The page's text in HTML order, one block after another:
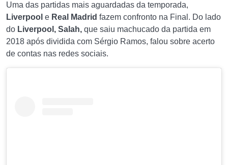
Uma das partidas mais aguardadas da temporada,
Liverpool e Real Madrid fazem confronto na Final. Do lado
do Liverpool, Salah, que saiu machucado da partida em
2018 após dividida com Sérgio Ramos, falou sobre acerto
de contas nas redes sociais.